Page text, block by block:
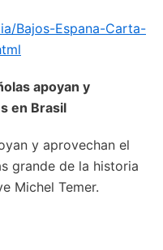
Bajos-Espana-Carta-
apoyan y
en Brasil
y aprovechan el
grande de la historia
Michel Temer.